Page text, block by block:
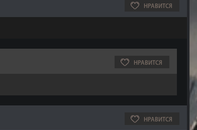
НРАВИТСЯ
НРАВИТСЯ
НРАВИТСЯ